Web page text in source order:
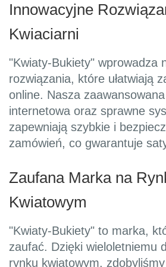
Innowacyjne
Kwiaciarni
"Kwiaty-Bukiety" wprowadza
rozwiązania, które ułatwiają
online. Nasza
internetowa oraz sprawne
zapewniają szybkie i
zamówień, co gwarantuje
Zaufana Marka na
Kwiatowym
"Kwiaty-Bukiety" to marka,
zaufać. Dzięki wieloletniemu
rynku kwiatowym,